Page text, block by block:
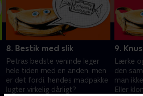
8. Bestik med slik
Petras bedste veninde leger
hele tiden med en anden, men
er det fordi, hendes madpakke
lugter virkelig dårligt?
9.
Lærke
den
man
Eller